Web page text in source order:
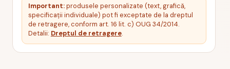
Important:produsele personalizate (text, grafică,
specificații individuale) pot fi exceptate de la dreptul
de retragere, conform art. 16 lit. c) OUG 34/2014.
Detalii: Dreptul de retragere.